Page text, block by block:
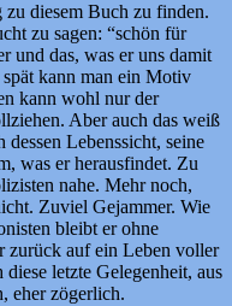
diesem Buch zu finden.
zu sagen: “schön für
und das, was er uns damit
kann man ein Motiv
kann wohl nur der
Aber auch das weiß
Lebenssicht, seine
was er herausfindet. Zu
nahe. Mehr noch,
Zuviel Gejammer. Wie
bleibt er ohne
zurück auf ein Leben voller
letzte Gelegenheit, aus
eher zögerlich.